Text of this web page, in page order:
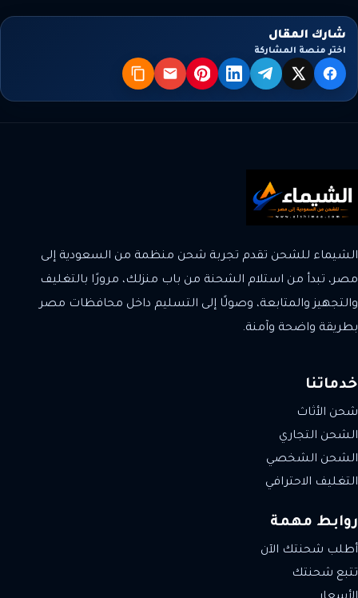
شارك المقال
اختر منصة المشاركة
فيسبوك
X تيليجراملينكدإنبنترستالبريد نسخ
الشيماء للشحن تقدم تجربة شحن منظمة من السعودية إلى
مصر، تبدأ من استلام الشحنة من باب منزلك، مرورًا بالتغليف
والتجهيز والمتابعة، وصولًا إلى التسليم داخل محافظات مصر
بطريقة واضحة وآمنة.
خدماتنا
شحن الأثاث
الشحن التجاري
الشحن الشخصي
التغليف الاحترافي
روابط مهمة
أطلب شحنتك الآن
تتبع شحنتك